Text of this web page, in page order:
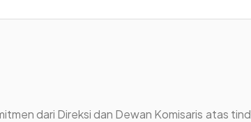
dari Direksi dan Dewan Komisaris atas